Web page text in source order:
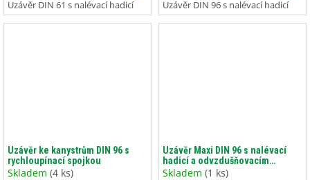
Uzávěr DIN 61 s nalévací hadicí Uzávěr DIN 96 s nalévací hadicí
Uzávěr ke kanystrům DIN 96 s
rychloupínací spojkou
Skladem (4 ks)
Uzávěr Maxi DIN 96 s nalévací
hadicí a odvzdušňovacím
ventilem
Skladem (1 ks)